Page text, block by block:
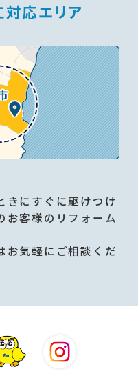
対応エリア
きにすぐに駆けつけ
お客様のリフォーム
お気軽にご相談くだ